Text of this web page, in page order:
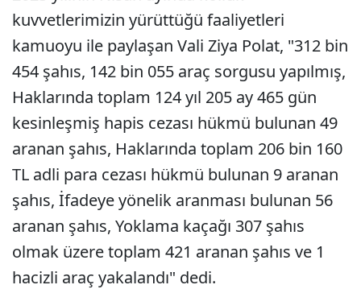
kuvvetlerimizin yürüttüğü faaliyetleri
kamuoyu ile paylaşan Vali Ziya Polat, "312 bin
454 şahıs, 142 bin 055 araç sorgusu yapılmış,
Haklarında toplam 124 yıl 205 ay 465 gün
kesinleşmiş hapis cezası hükmü bulunan 49
aranan şahıs, Haklarında toplam 206 bin 160
TL adli para cezası hükmü bulunan 9 aranan
şahıs, İfadeye yönelik aranması bulunan 56
aranan şahıs, Yoklama kaçağı 307 şahıs
olmak üzere toplam 421 aranan şahıs ve 1
hacizli araç yakalandı" dedi.